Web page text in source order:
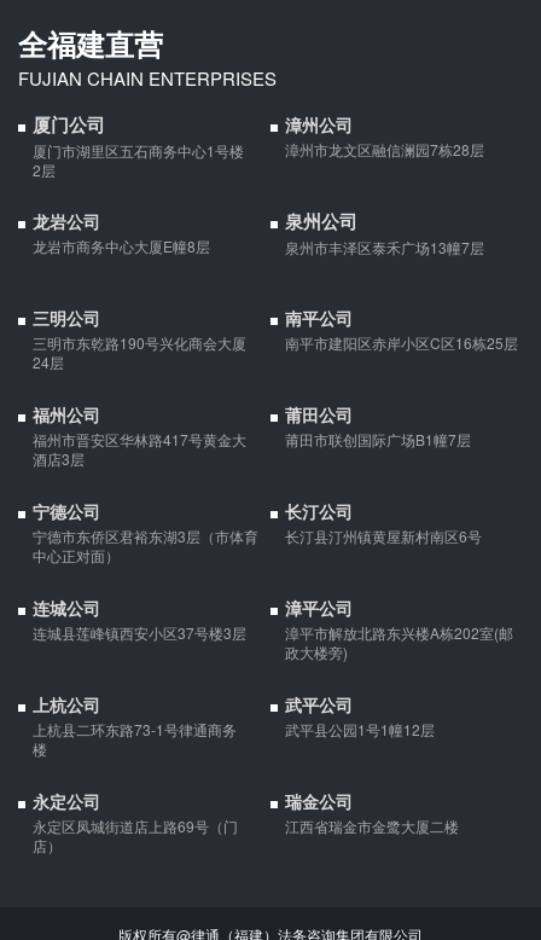
全福建直营
FUJIAN CHAIN ENTERPRISES
厦门公司
厦门市湖里区五石商务中心1号楼
2层
漳州公司
漳州市龙文区融信澜园7栋28层
龙岩公司
龙岩市商务中心大厦E幢8层
泉州公司
泉州市丰泽区泰禾广场13幢7层
三明公司
三明市东乾路190号兴化商会大厦
24层
南平公司
南平市建阳区赤岸小区C区16栋25层
福州公司
福州市晋安区华林路417号黄金大
酒店3层
莆田公司
莆田市联创国际广场B1幢7层
宁德公司
宁德市东侨区君裕东湖3层（市体育
中心正对面）
长汀公司
长汀县汀州镇黄屋新村南区6号
连城公司
连城县莲峰镇西安小区37号楼3层
漳平公司
漳平市解放北路东兴楼A栋202室(邮
政大楼旁)
上杭公司
上杭县二环东路73-1号律通商务
楼
武平公司
武平县公园1号1幢12层
永定公司
永定区凤城街道店上路69号（门
店）
瑞金公司
江西省瑞金市金鹭大厦二楼
版权所有@律通（福建）法务咨询集团有限公司